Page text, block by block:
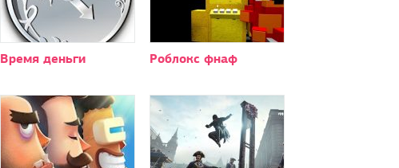
Время деньги Роблокс фнаф